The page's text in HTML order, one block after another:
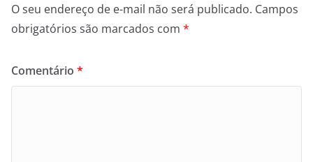
O seu endereço de e-mail não será publicado. Campos
obrigatórios são marcados com *
Comentário *